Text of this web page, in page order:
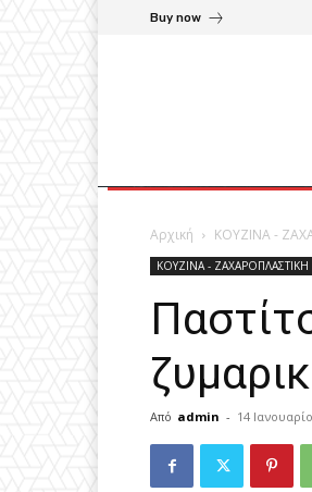
Buy now
Αρχική ΚΟΥΖΙΝΑ -
ΚΟΥΖΙΝΑ - ΖΑΧΑΡΟΠΛΑΣΤΙΚΗ
Από admin - 14